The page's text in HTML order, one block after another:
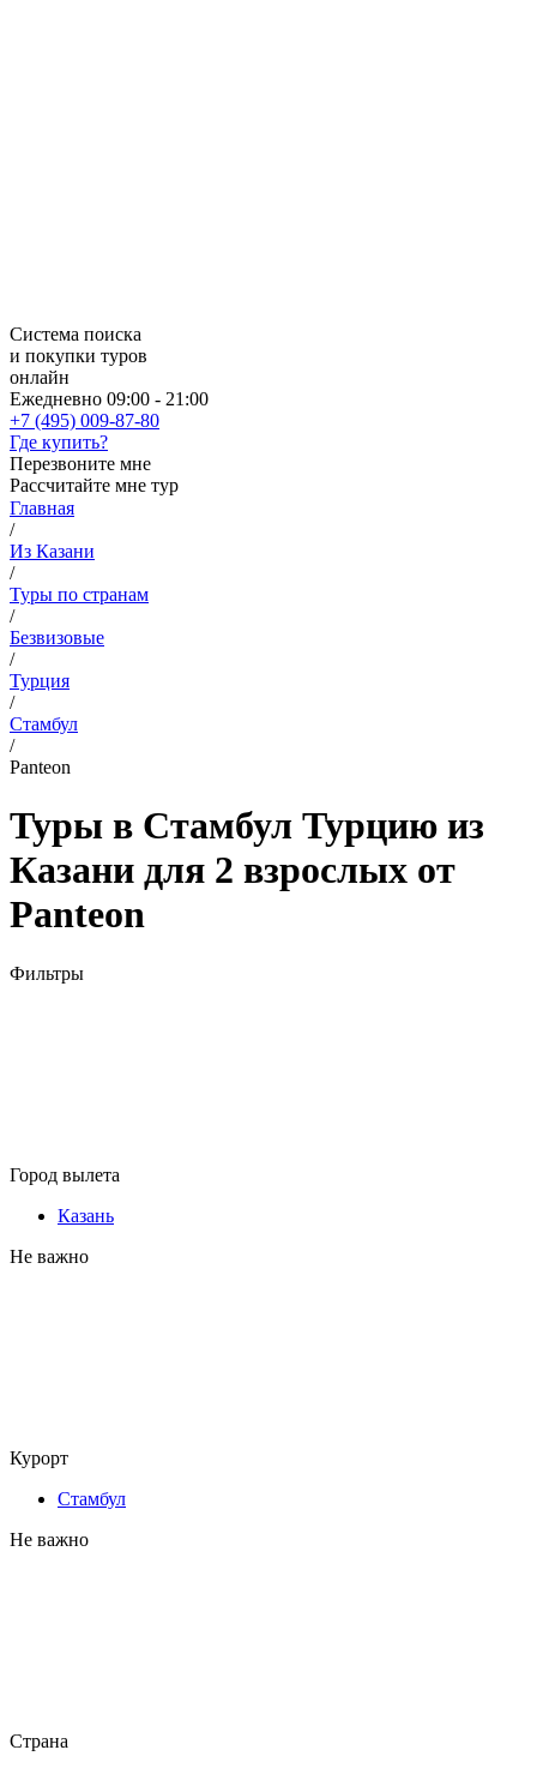
Система поиска
и покупки туров
онлайн
Ежедневно 09:00 - 21:00
+7 (495) 009-87-80
Где купить?
Перезвоните мне
Рассчитайте мне тур
Главная
/
Из Казани
/
Туры по странам
/
Безвизовые
/
Турция
/
Стамбул
/
Panteon
Туры в Стамбул Турцию из
Казани для 2 взрослых от
Panteon
Фильтры
Город вылета
Казань
Не важно
Курорт
Стамбул
Не важно
Страна